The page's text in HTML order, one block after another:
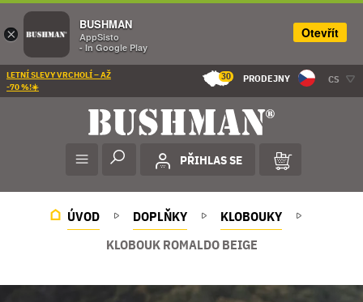
LETNÍ SLEVY VRCHOLÍ – AŽ
-70 %!☀️
30 PRODEJNY CS
PŘIHLAS SE
ÚVOD DOPLŇKY
KLOBOUKY
KLOBOUK ROMALDO BEIGE
×
BUSHMAN
AppSisto
- In Google Play
Otevřít